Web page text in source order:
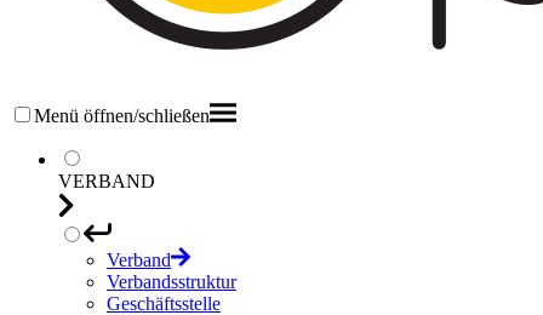
Menü öffnen/schließen
VERBAND
Verband
Verbandsstruktur
Geschäftsstelle